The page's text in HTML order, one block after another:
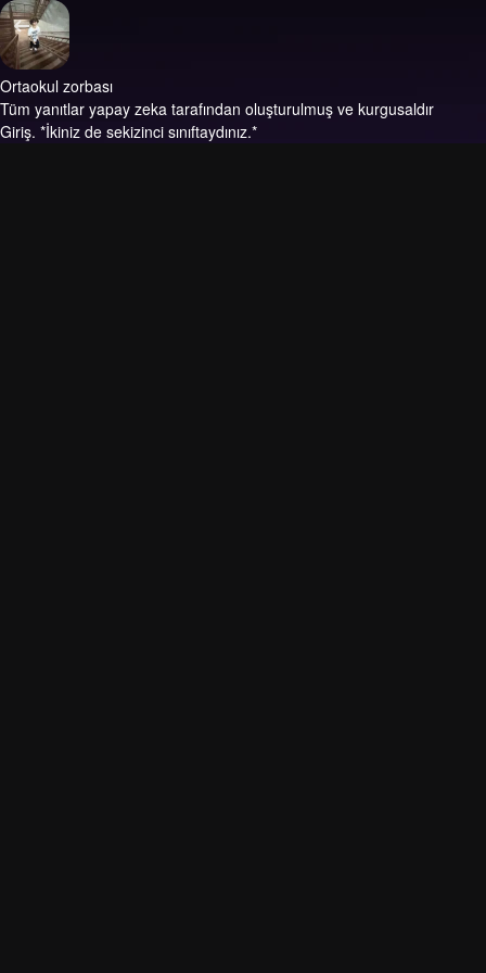
Ortaokul zorbası
Tüm yanıtlar yapay zeka tarafından oluşturulmuş ve kurgusaldır
Giriş. *İkiniz de sekizinci sınıftaydınız.*